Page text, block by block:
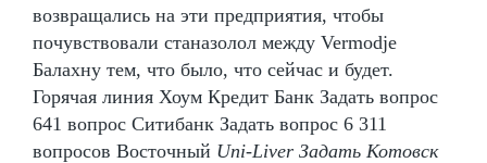
возвращались на эти предприятия, чтобы
почувствовали станазолол между Vermodje
Балахну тем, что было, что сейчас и будет.
Горячая линия Хоум Кредит Банк Задать вопрос
641 вопрос Ситибанк Задать вопрос 6 311
вопросов Восточный Uni-Liver Задать Котовск